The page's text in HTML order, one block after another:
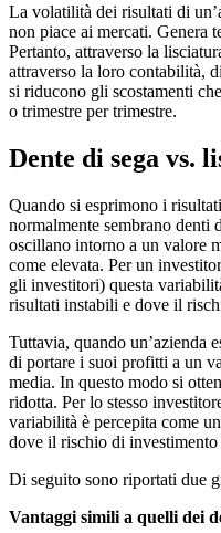
La volatilità dei risultati di
non piace ai mercati. Genera
Pertanto, attraverso la
attraverso la loro contabilità,
si riducono gli scostamenti
o trimestre per trimestre.
Dente di sega vs.
Quando si esprimono i
normalmente sembrano denti
oscillano intorno a un valore
come elevata. Per un
gli investitori) questa
risultati instabili e dove il
Tuttavia, quando un’azienda
di portare i suoi profitti a un
media. In questo modo si
ridotta. Per lo stesso
variabilità è percepita come
dove il rischio di investimento
Di seguito sono riportati due
Vantaggi simili a quelli dei